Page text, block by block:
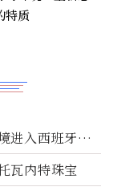
进入西班牙休
瓦内特珠宝
特质